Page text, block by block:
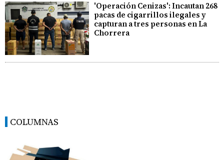
'Operación Cenizas': Incautan 268
pacas de cigarrillos ilegales y
capturan a tres personas en La
Chorrera
COLUMNAS